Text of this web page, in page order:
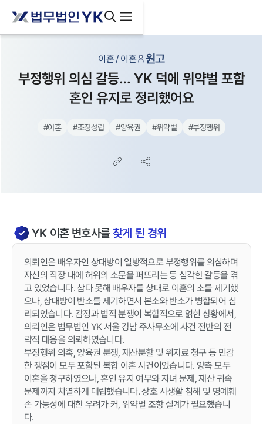
이혼 / 이혼 원고
부정행위 의심 갈등… YK 덕에 위약벌 포함
혼인 유지로 정리했어요
#이혼 #조정성립 #양육권 #위약벌 #부정행위
YK 이혼변호사를찾게 된 경위
의뢰인은 배우자인 상대방이 일방적으로 부정행위를 의심하며
자신의 직장 내에 허위의 소문을 퍼뜨리는 등 심각한 갈등을 겪
고 있었습니다. 참다 못해 배우자를 상대로 이혼의 소를 제기했
으나, 상대방이 반소를 제기하면서 본소와 반소가 병합되어 심
리되었습니다. 감정과 법적 분쟁이 복합적으로 얽힌 상황에서,
의뢰인은 법무법인 YK 서울 강남 주사무소에 사건 전반의 전
략적 대응을 의뢰하였습니다.
부정행위 의혹, 양육권 분쟁, 재산분할 및 위자료 청구 등 민감
한 쟁점이 모두 포함된 복합 이혼 사건이었습니다. 양측 모두
이혼을 청구하였으나, 혼인 유지 여부와 자녀 문제, 재산 귀속
문제까지 치열하게 대립했습니다. 상호 사생활 침해 및 명예훼
손 가능성에 대한 우려가 커, 위약벌 조항 설계가 필요했습니
다.